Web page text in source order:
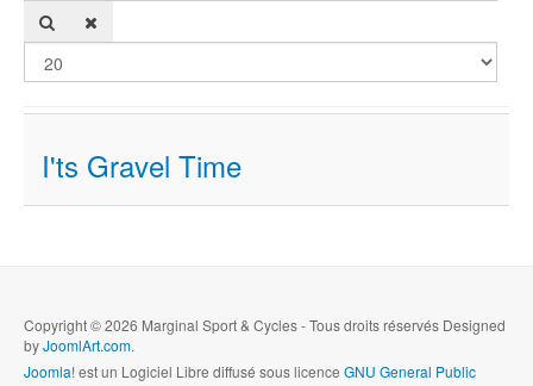
I'ts Gravel Time
Copyright © 2026 Marginal Sport & Cycles - Tous droits réservés Designed
byJoomlArt.com.
Joomla!est un Logiciel Libre diffusé sous licence GNU General Public